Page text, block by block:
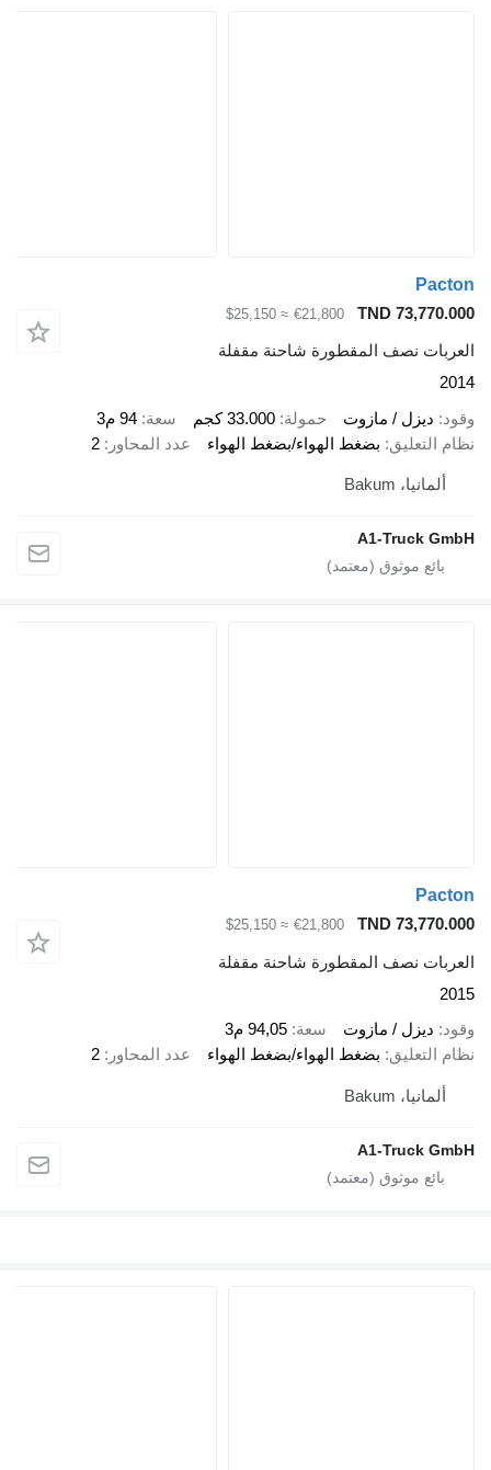
TND
€21,800
≈ $25,150
نصف المقطورة شاحنة مقفلة
/ مازوت حمولة 33.000 كجم سعة 94 م3
بضغط الهواء/بضغط الهواء عدد المحاور 2
A1-
TND
€21,800
≈ $25,150
نصف المقطورة شاحنة مقفلة
/ مازوت سعة 94,05 م3
بضغط الهواء/بضغط الهواء عدد المحاور 2
A1-